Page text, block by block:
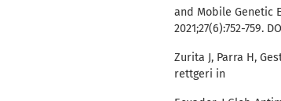
and Mobile Genetic
2021;27(6):752-759.
Zurita J, Parra H,
rettgeri in